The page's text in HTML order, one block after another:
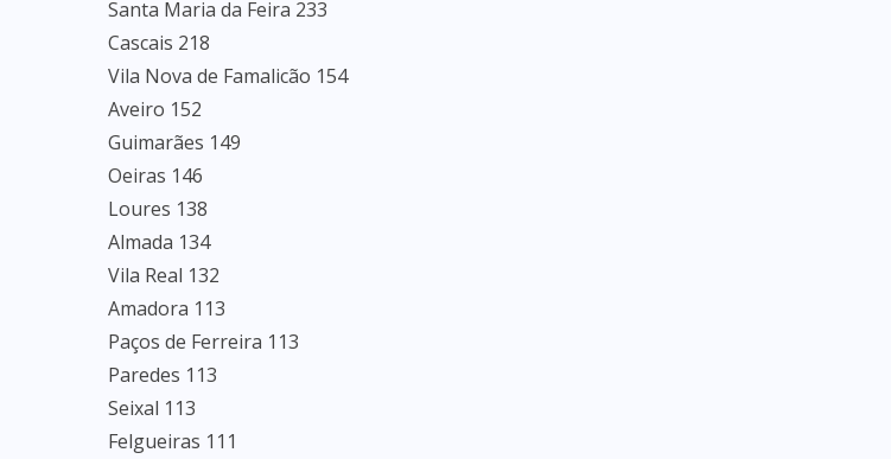
Santa Maria da Feira 233
Cascais 218
Vila Nova de Famalicão 154
Aveiro 152
Guimarães 149
Oeiras 146
Loures 138
Almada 134
Vila Real 132
Amadora 113
Paços de Ferreira 113
Paredes 113
Seixal 113
Felgueiras 111